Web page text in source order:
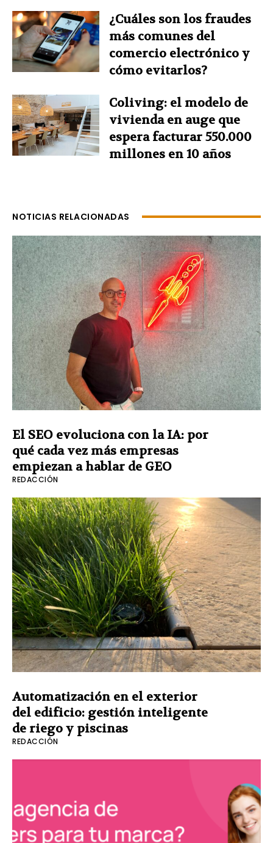
¿Cuáles son los fraudes
más comunes del
comercio electrónico y
cómo evitarlos?
Coliving: el modelo de
vivienda en auge que
espera facturar 550.000
millones en 10 años
NOTICIAS RELACIONADAS
El SEO evoluciona con la IA: por
qué cada vez más empresas
empiezan a hablar de GEO
REDACCIÓN
Automatización en el exterior
del edificio: gestión inteligente
de riego y piscinas
REDACCIÓN